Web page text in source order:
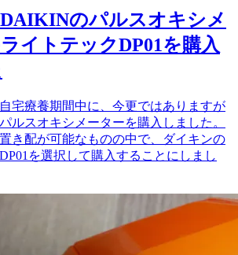
のパルスオキシメ
イトテックDP01を購入
宅療養期間中に、今更ではありますが
ルスオキシメーターを購入しました。
き配が可能なものの中で、ダイキンの
を選択して購入することにしまし